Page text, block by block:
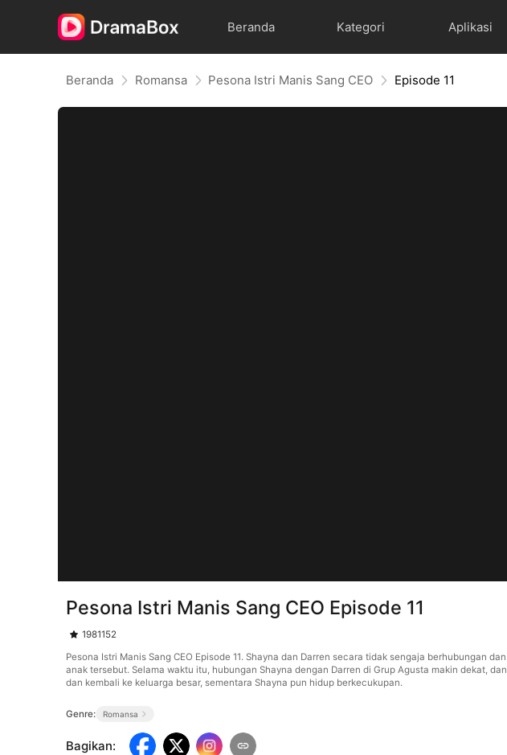
Beranda Kategori Aplikasi
Beranda Romansa Pesona Istri Manis Sang CEO Episode 11
Pesona Istri Manis Sang CEO Episode 11
1981152
Pesona Istri Manis Sang CEO Episode 11. Shayna dan Darren secara tidak sengaja berhubungan
anak tersebut. Selama waktu itu, hubungan Shayna dengan Darren di Grup Agusta makin dekat,
dan kembali ke keluarga besar, sementara Shayna pun hidup berkecukupan.
Genre: Romansa
Bagikan: